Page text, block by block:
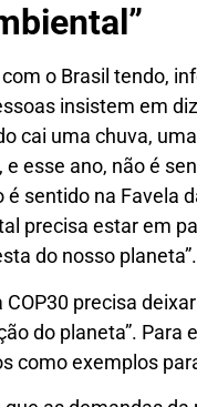
com o Brasil tendo,
insistem em
cai uma chuva,
esse ano, não é
é sentido na Favela
precisa estar em
do nosso planeta”.
precisa
do planeta”.
como exemplos